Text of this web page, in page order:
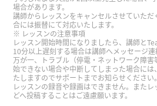
tsù-tiānn tshit hun khò
ました。谢谢( 男性 )
莫名让人觉得好笑 你瞅啥？
性 )
今天也谢谢你 下次再聊👍
場合があります。
講師からレッスンをキャンセルさせていた
合には振替にて対応いたします。
レッスンの注意事項
レッスン開始時間になりましたら、講師と
10分以上遅刻する場合は講師へメッセージ連
万が一、トラブル（停電・ネットワーク障
始できない場合や中断してしまった場合に
たしますのでサポートまでお知らせください。
レッスンの録音や録画はできません。また
どへ投稿することはご遠慮願います。